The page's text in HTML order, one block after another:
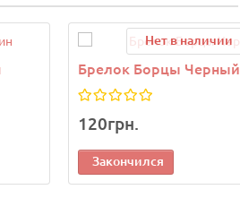
Нет в наличии
Брелок Борцы Черный
120грн.
Закончился